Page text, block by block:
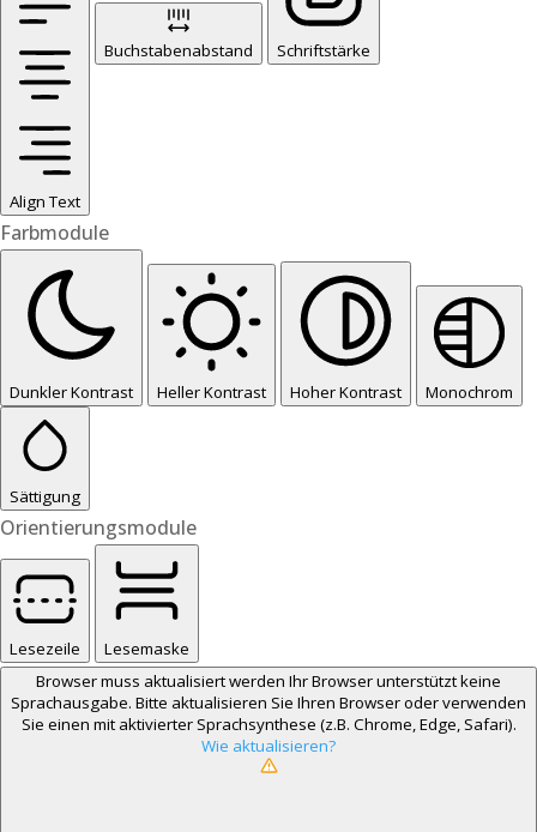
Align Text
Buchstabenabstand Schriftstärke
Farbmodule
Dunkler Kontrast Heller Kontrast Hoher Kontrast Monochrom
Sättigung
Orientierungsmodule
Lesezeile
Lesemaske
Browser muss aktualisiert werden Ihr Browser unterstützt keine
Sprachausgabe. Bitte aktualisieren Sie Ihren Browser oder verwenden
Sie einen mit aktivierter Sprachsynthese (z.B. Chrome, Edge, Safari).
Wie aktualisieren?